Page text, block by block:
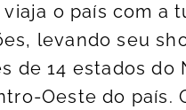
viaja o país com a
levando seu
de 14 estados do
Oeste do país.